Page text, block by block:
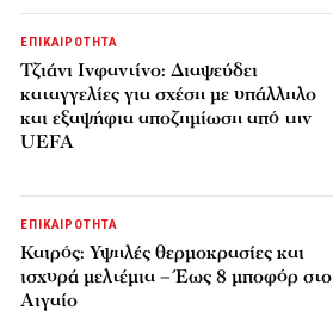
ΕΠΙΚΑΙΡΟΤΗΤΑ
Τζιάνι Ινφαντίνο: Διαψεύδει
καταγγελίες για σχέση με υπάλληλο
και εξαψήφια αποζημίωση από την
UEFA
ΕΠΙΚΑΙΡΟΤΗΤΑ
Καιρός: Υψηλές θερμοκρασίες και
ισχυρά μελτέμια – Έως 8 μποφόρ στο
Αιγαίο